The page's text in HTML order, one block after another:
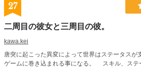
27
二周目の彼女と三周目の彼。
kawa.kei
唐突に起こった異変によって世界はステータスが
ゲームに巻き込まれる事になる。 スキル、ス